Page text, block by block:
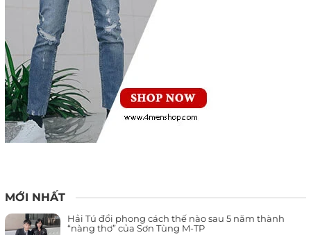
MỚI NHẤT
Hải Tú đổi phong cách thế nào sau 5 năm thành
“nàng thơ” của Sơn Tùng M-TP